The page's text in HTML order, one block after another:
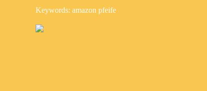
Keywords: amazon pfeife